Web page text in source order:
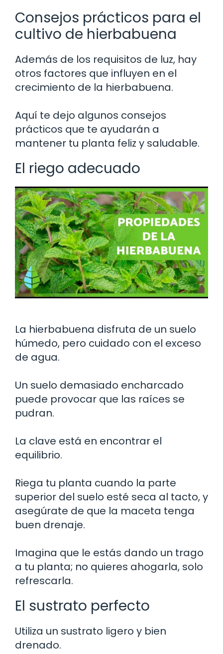
Consejos prácticos para el
cultivo de hierbabuena
Además de los requisitos de luz, hay
otros factores que influyen en el
crecimiento de la hierbabuena.
Aquí te dejo algunos consejos
prácticos que te ayudarán a
mantener tu planta feliz y saludable.
El riego adecuado
La hierbabuena disfruta de un suelo
húmedo, pero cuidado con el exceso
de agua.
Un suelo demasiado encharcado
puede provocar que las raíces se
pudran.
La clave está en encontrar el
equilibrio.
Riega tu planta cuando la parte
superior del suelo esté seca al tacto, y
asegúrate de que la maceta tenga
buen drenaje.
Imagina que le estás dando un trago
a tu planta; no quieres ahogarla, solo
refrescarla.
El sustrato perfecto
Utiliza un sustrato ligero y bien
drenado.